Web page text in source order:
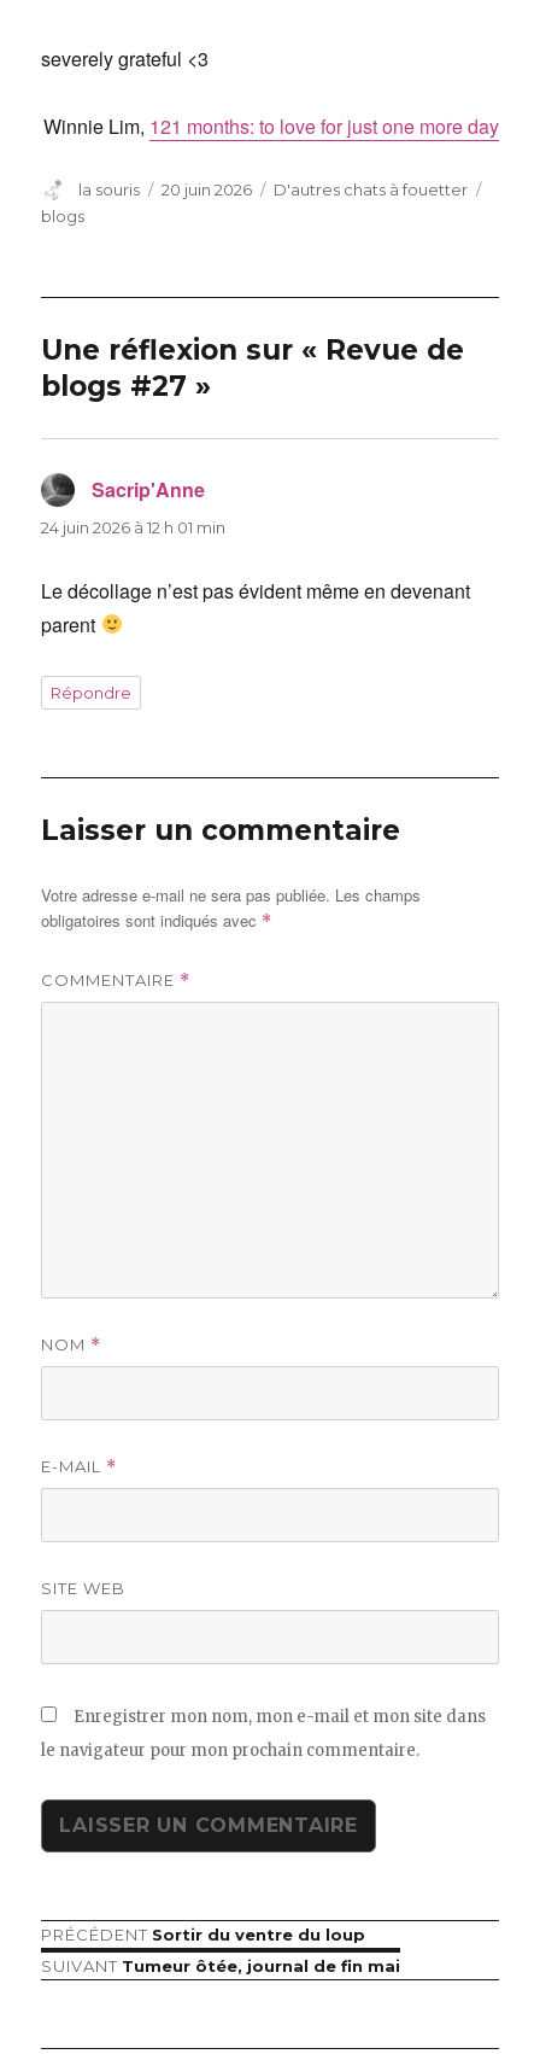
severely grateful <3
Winnie Lim, 121 months: to love for just one more day
Auteur
la souris
Publié
20 juin 2026 Catégories
D'autres chats à fouetter
blogs
Une réflexion sur « Revue de
blogs #27 »
Sacrip'Anne
24 juin 2026 à 12 h 01 min
Le décollage n’est pas évident même en devenant
parent
Répondre
Laisser un commentaire
Votre adresse e-mail ne sera pas publiée. Les champs
obligatoires sont indiqués avec *
COMMENTAIRE *
NOM *
E-MAIL *
SITE WEB
Enregistrer mon nom, mon e-mail et mon site dans
le navigateur pour mon prochain commentaire.
Navigation
l’article
PRÉCÉDENT Article
précédent :
Sortir du ventre du loup
SUIVANT Article
Tumeur ôtée, journal de fin mai